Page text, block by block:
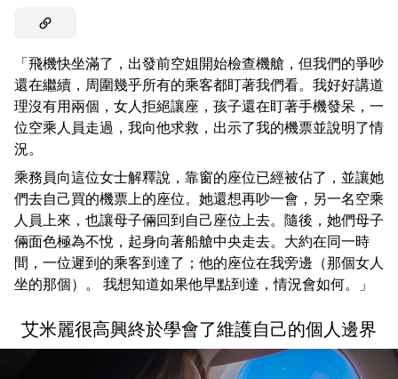
「飛機快坐滿了，出發前空姐開始檢查機艙，但我們的爭吵
還在繼續，周圍幾乎所有的乘客都盯著我們看。我好好講道
理沒有用兩個，女人拒絕讓座，孩子還在盯著手機發呆，一
位空乘人員走過，我向他求救，出示了我的機票並說明了情
況。
乘務員向這位女士解釋說，靠窗的座位已經被佔了，並讓她
們去自己買的機票上的座位。她還想再吵一會，另一名空乘
人員上來，也讓母子倆回到自己座位上去。隨後，她們母子
倆面色極為不悅，起身向著船艙中央走去。大約在同一時
間，一位遲到的乘客到達了；他的座位在我旁邊（那個女人
坐的那個）。 我想知道如果他早點到達，情況會如何。」
艾米麗很高興終於學會了維護自己的個人邊界